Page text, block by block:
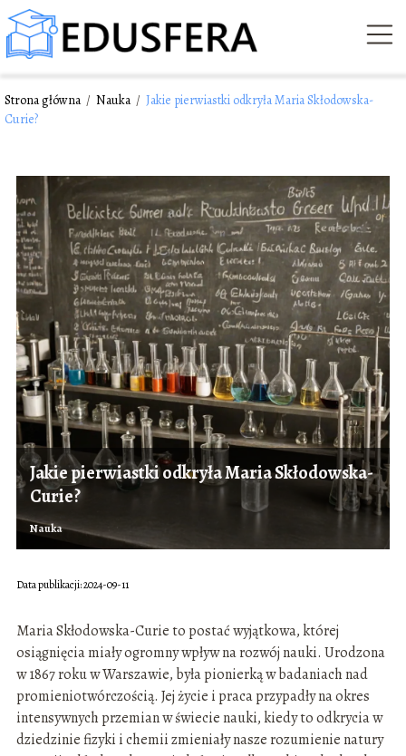
Strona główna / Nauka / Jakie pierwiastki odkryła Maria Skłodowska-
Curie?
Jakie pierwiastki odkryła Maria Skłodowska-
Curie?
Nauka
Data publikacji: 2024-09-11
Maria Skłodowska-Curie to postać wyjątkowa, której
osiągnięcia miały ogromny wpływ na rozwój nauki. Urodzona
w 1867 roku w Warszawie, była pionierką w badaniach nad
promieniotwórczością. Jej życie i praca przypadły na okres
intensywnych przemian w świecie nauki, kiedy to odkrycia w
dziedzinie fizyki i chemii zmieniały nasze rozumienie natury